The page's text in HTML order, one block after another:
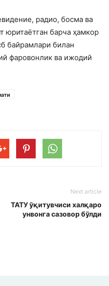
радио, босма ва
юритаётган барча ҳамкор
байрамлари билан
фаровонлик ва ижодий
Next article
ТАТУ ўқитувчиси халқаро
унвонга сазовор бўлди